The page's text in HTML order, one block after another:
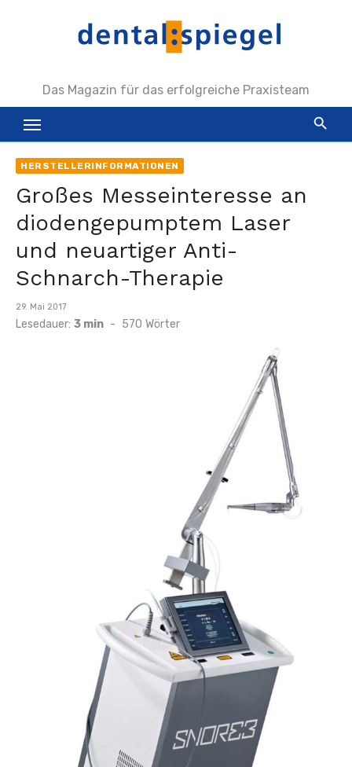
Das Magazin für das erfolgreiche Praxisteam
HERSTELLERINFORMATIONEN
Großes Messeinteresse an
diodengepumptem Laser
und neuartiger Anti-
Schnarch-Therapie
Veröffentlicht
am
29. Mai 2017
Lesedauer: 3 min - 570 Wörter